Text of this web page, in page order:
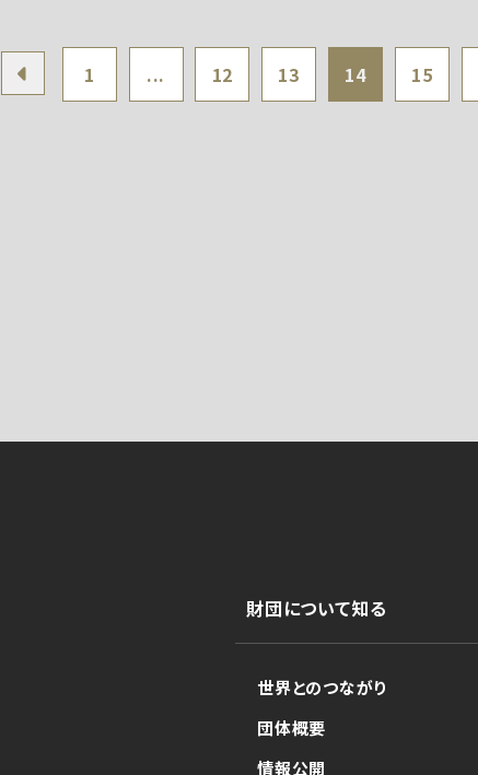
1 ... 12 13 14 15
財団について知る
世界とのつながり
団体概要
情報公開